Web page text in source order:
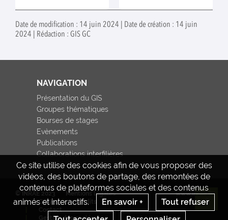
le 2 décembre 2015 à
donné lieu à la rédaction d'un
Date de modification : 14 juin 2024 | Date de création : 14 juin
2024 | Rédaction : GIS GC
Ce site utilise des cookies afin de vous proposer des
vidéos, des boutons de partage, des remontées de
contenus de plateformes sociales et des contenus
animés et interactifs.
En savoir +
Tout refuser
NAVIGATION
Présentation du GIS
Groupes thématiques
Bourses de stages
Evènements
Publications
Collaborations interfilières
Mentions légales
CGU
Crédits
Contact
Gestion des cookies
www.inrae.fr